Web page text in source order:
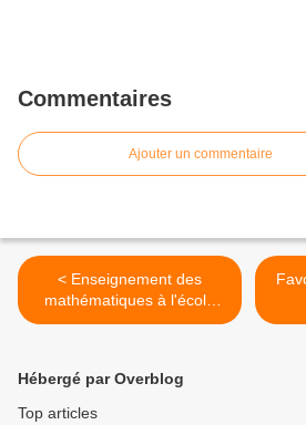
Commentaires
Ajouter un commentaire
< Enseignement des
mathématiques à l'école
primaire - Compilation des
Hébergé par Overblog
Top articles